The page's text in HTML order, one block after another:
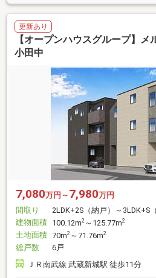
更新あり
【オープンハウスグループ】
小田中
7,080万円～ 7,980万円
間取り
2LDK+2S（納戸）～3LDK+S
建物面積 100.12m2 ～125.77m2
土地面積 70m2 ～71.76m2
総戸数
6戸
ＪＲ南武線 武蔵新城駅 徒歩11分